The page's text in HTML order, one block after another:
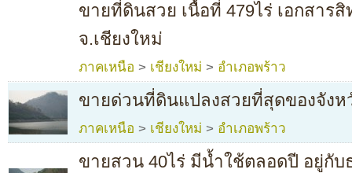
ขายที่ดินสวย เนื้อที่ 479ไร่ เอกสาร
จ.เชียงใหม่
ภาคเหนือ > เชียงใหม่ > อำเภอพร้าว
ขายด่วนที่ดินแปลงสวยที่สุดของจังห
ภาคเหนือ > เชียงใหม่ > อำเภอพร้าว
ขายสวน 40ไร่ มีน้ำใช้ตลอดปี อยู่กั